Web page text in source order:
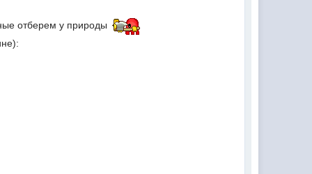
отберем у природы